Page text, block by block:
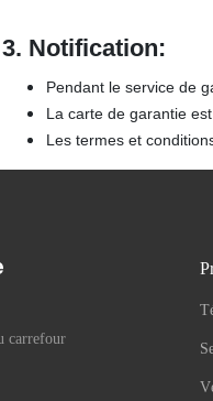
3. Notification:
Pendant le service de
La carte de garantie
Les termes et
carrefour